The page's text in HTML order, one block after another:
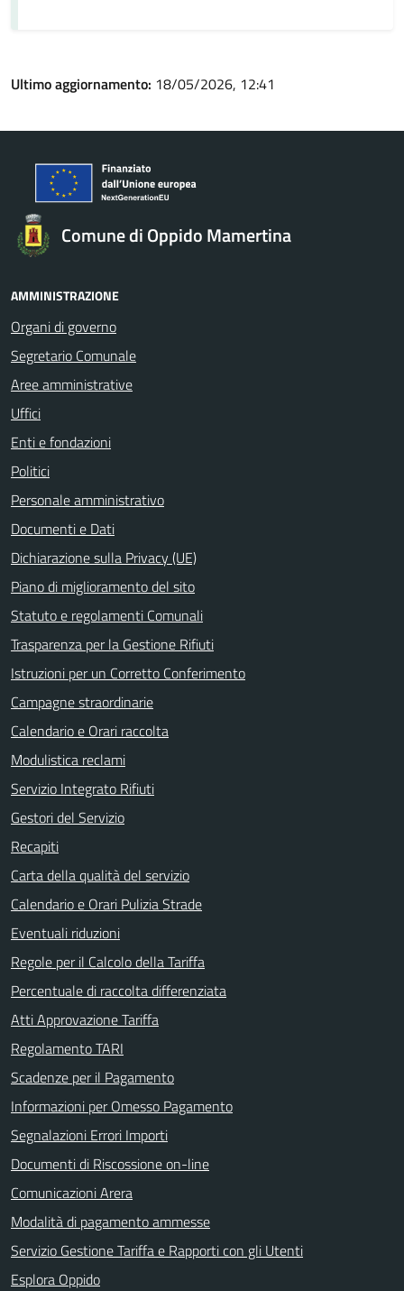
Ultimo aggiornamento: 18/05/2026, 12:41
Comune di Oppido Mamertina
AMMINISTRAZIONE
Organi di governo
Segretario Comunale
Aree amministrative
Uffici
Enti e fondazioni
Politici
Personale amministrativo
Documenti e Dati
Dichiarazione sulla Privacy (UE)
Piano di miglioramento del sito
Statuto e regolamenti Comunali
Trasparenza per la Gestione Rifiuti
Istruzioni per un Corretto Conferimento
Campagne straordinarie
Calendario e Orari raccolta
Modulistica reclami
Servizio Integrato Rifiuti
Gestori del Servizio
Recapiti
Carta della qualità del servizio
Calendario e Orari Pulizia Strade
Eventuali riduzioni
Regole per il Calcolo della Tariffa
Percentuale di raccolta differenziata
Atti Approvazione Tariffa
Regolamento TARI
Scadenze per il Pagamento
Informazioni per Omesso Pagamento
Segnalazioni Errori Importi
Documenti di Riscossione on-line
Comunicazioni Arera
Modalità di pagamento ammesse
Servizio Gestione Tariffa e Rapporti con gli Utenti
Esplora Oppido